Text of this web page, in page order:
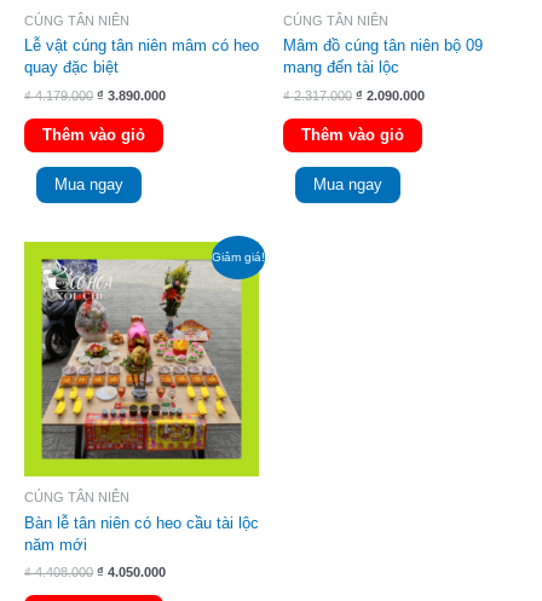
CÚNG TÂN NIÊN
Lễ vật cúng tân niên mâm có heo
quay đặc biệt
₫4.179.000 ₫ 3.890.000
Thêm vào giỏ
Mua ngay
CÚNG TÂN NIÊN
Mâm đồ cúng tân niên bộ 09
mang đến tài lộc
₫2.317.000 ₫ 2.090.000
Thêm vào giỏ
Mua ngay
Giảm giá!
CÚNG TÂN NIÊN
Bàn lễ tân niên có heo cầu tài lộc
năm mới
₫4.408.000
gốc
là:
₫ 4.408.000.
₫ 4.050.000
hiện
tại
là:
₫ 4.050.000.